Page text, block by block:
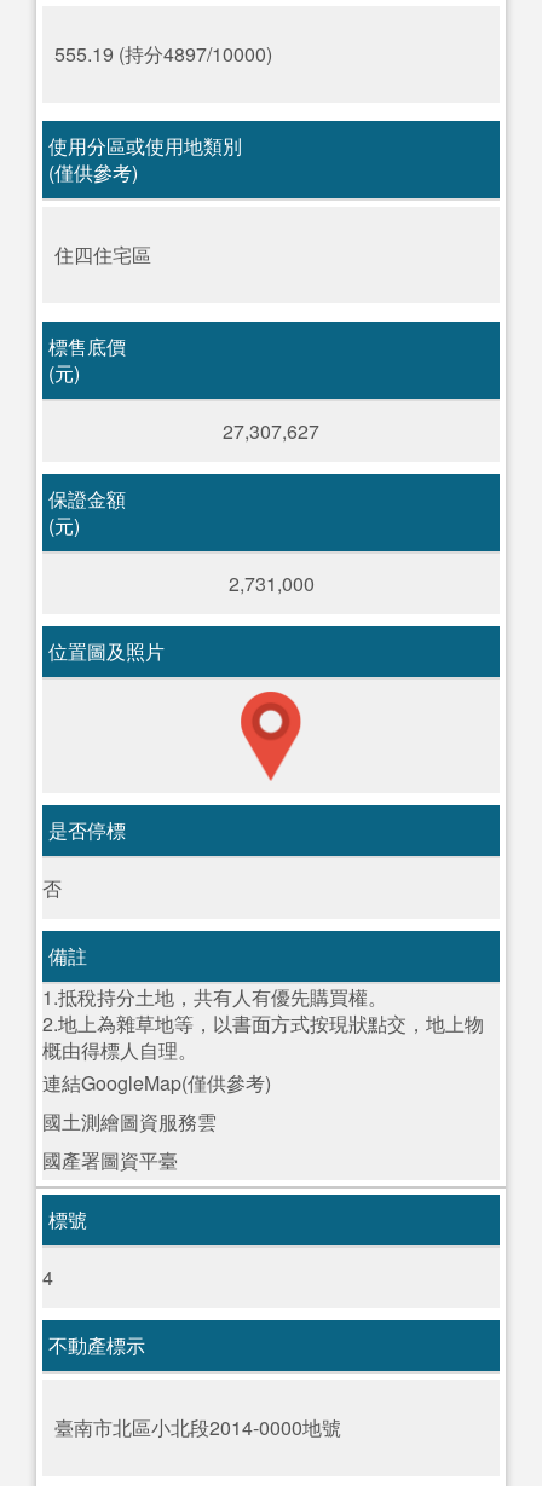
555.19 (持分4897/10000)
使用分區或使用地類別
(僅供參考)
住四住宅區
標售底價
(元)
27,307,627
保證金額
(元)
2,731,000
位置圖及照片
是否停標
否
備註
1.抵稅持分土地，共有人有優先購買權。
2.地上為雜草地等，以書面方式按現狀點交，地上物
概由得標人自理。
連結GoogleMap(僅供參考)
國土測繪圖資服務雲
國產署圖資平臺
標號
4
不動產標示
臺南市北區小北段2014-0000地號